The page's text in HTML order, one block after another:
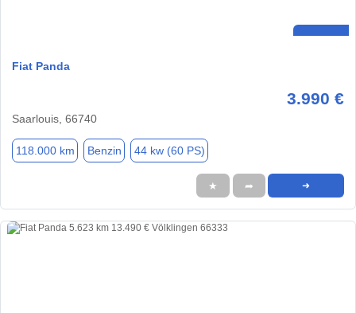
Fiat Panda
3.990 €
Saarlouis, 66740
118.000 km Benzin 44 kw (60 PS)
★ ➦ ➜